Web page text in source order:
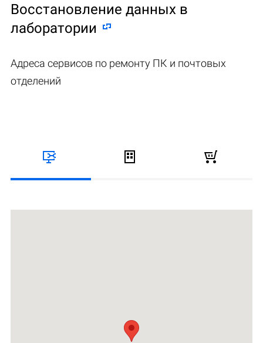
Восстановление данных в
лаборатории
Адреса сервисов по ремонту ПК и почтовых
отделений